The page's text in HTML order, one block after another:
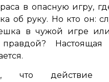
в опасную игру,
об руку. Но кто он:
в чужой игре или
Настоящая
что действие